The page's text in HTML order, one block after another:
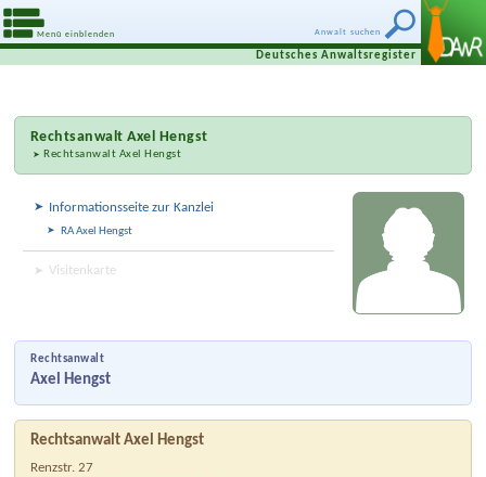
Anwalt suchen
Menü einblenden
Deutsches Anwaltsregister
RechtsanwaltAxel Hengst
Rechtsanwalt Axel Hengst
Informationsseite zur Kanzlei
RA Axel Hengst
Visitenkarte
Rechtsanwalt
Axel Hengst
Rechtsanwalt Axel Hengst
Renzstr. 27